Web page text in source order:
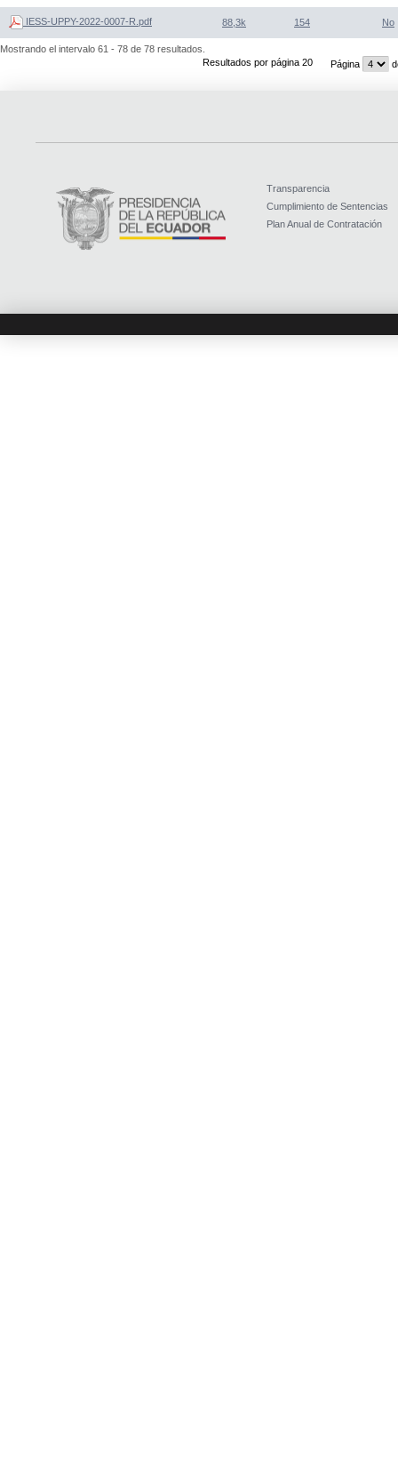
IESS-UPPY-2022-0007-R.pdf 88,3k 154 No
Mostrando el intervalo 61 - 78 de 78 resultados.
Resultados por página 20
Página
Transparencia
Cumplimiento de Sentencias
Plan Anual de Contratación